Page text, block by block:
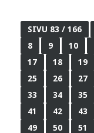
SIVU 83 / 166
8
9 10
17
18 19
25
26 27
33
34 35
41
42 43
49
50 51